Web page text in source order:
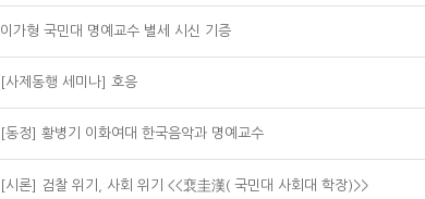
이가형 국민대 명예교수 별세 시신 기증
[사제동행 세미나] 호응
[동정] 황병기 이화여대 한국음악과 명예교수
[시론] 검찰 위기, 사회 위기 <<裵圭漢( 국민대 사회대 학장)>>